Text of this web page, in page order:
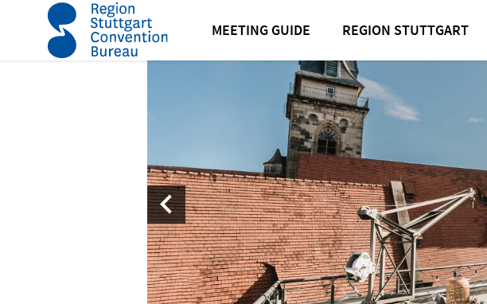
MEETING GUIDE REGION STUTTGART
Startseite Out Of Office Stuttgart